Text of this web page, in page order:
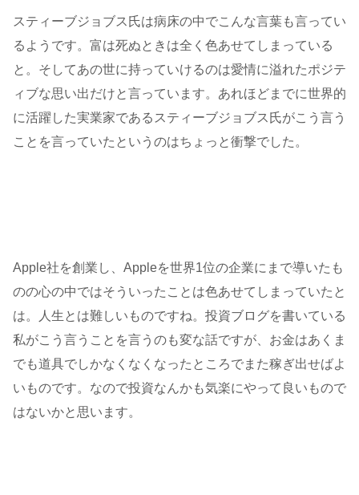
スティーブジョブス氏は病床の中でこんな言葉も言ってい
るようです。富は死ぬときは全く色あせてしまっている
と。そしてあの世に持っていけるのは愛情に溢れたポジテ
ィブな思い出だけと言っています。あれほどまでに世界的
に活躍した実業家であるスティーブジョブス氏がこう言う
ことを言っていたというのはちょっと衝撃でした。
Apple社を創業し、Appleを世界1位の企業にまで導いたも
のの心の中ではそういったことは色あせてしまっていたと
は。人生とは難しいものですね。投資ブログを書いている
私がこう言うことを言うのも変な話ですが、お金はあくま
でも道具でしかなくなくなったところでまた稼ぎ出せばよ
いものです。なので投資なんかも気楽にやって良いもので
はないかと思います。